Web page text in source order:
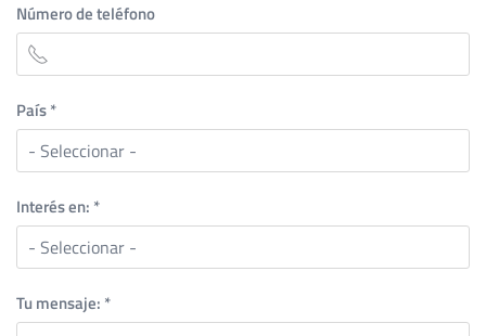
Número de teléfono
País*
Interés en: *
Tu mensaje: *